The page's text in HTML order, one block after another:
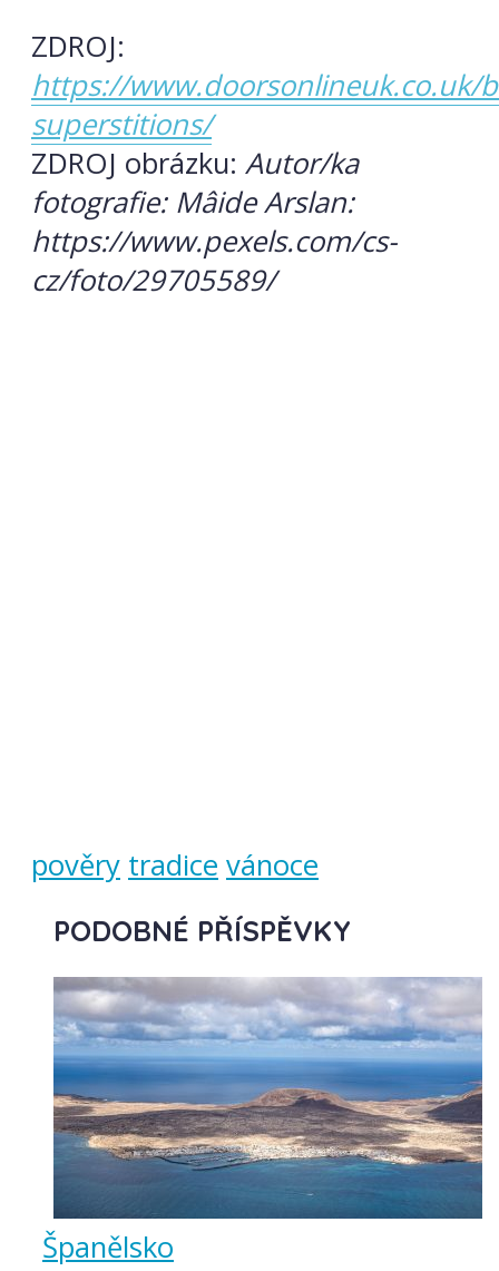
ZDROJ:
https://www.doorsonlineuk.co.uk/
superstitions/
ZDROJ obrázku: Autor/ka
fotografie: Mâide Arslan:
https://www.pexels.com/cs-
cz/foto/29705589/
pověry tradice vánoce
PODOBNÉ PŘÍSPĚVKY
Španělsko